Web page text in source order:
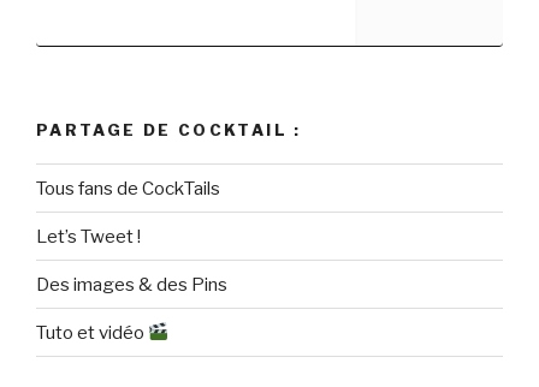
PARTAGE DE COCKTAIL :
Tous fans de CockTails
Let’s Tweet !
Des images & des Pins
Tuto et vidéo